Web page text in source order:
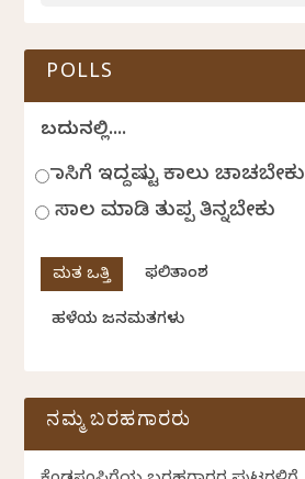
POLLS
ಬದುಕಿನಲ್ಲಿ....
ಹಾಸಿಗೆ ಇದ್ದಷ್ಟು ಕಾಲು ಚಾಚಬೇಕು
ಸಾಲ ಮಾಡಿ ತುಪ್ಪ ತಿನ್ನಬೇಕು
ಫಲಿತಾಂಶ
ಹಳೆಯ ಜನಮತಗಳು
ನಮ್ಮ ಬರಹಗಾರರು